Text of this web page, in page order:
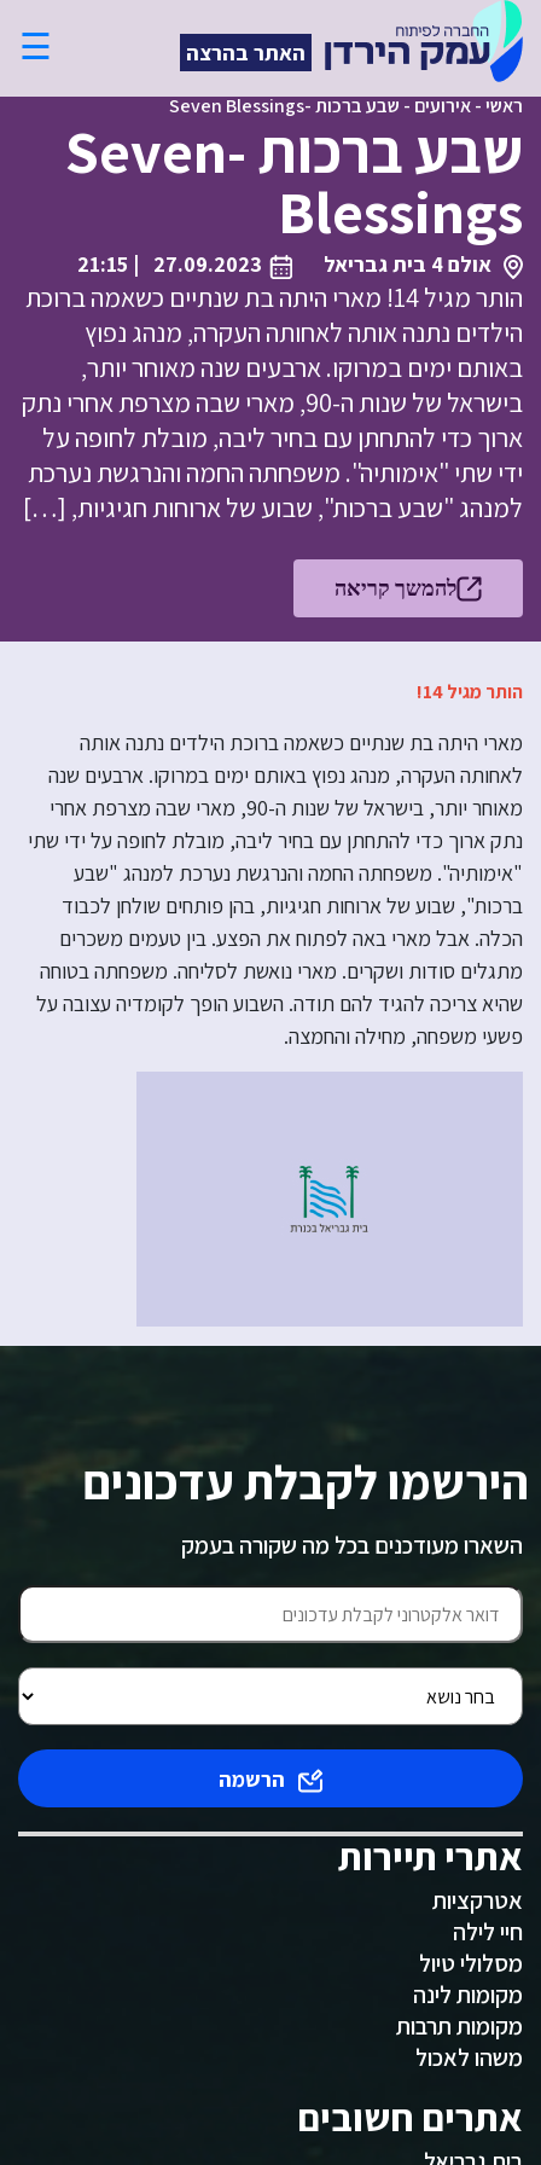
האתר בהרצה ☰
ראשי-אירועים - שבע ברכות -Seven Blessings
שבע ברכות -Seven
Blessings
אולם 4 בית גבריאל 27.09.2023
| 21:15
הותר מגיל 14! מארי היתה בת שנתיים כשאמה ברוכת
הילדים נתנה אותה לאחותה העקרה, מנהג נפוץ
באותם ימים במרוקו. ארבעים שנה מאוחר יותר,
בישראל של שנות ה-90, מארי שבה מצרפת אחרי נתק
ארוך כדי להתחתן עם בחיר ליבה, מובלת לחופה על
ידי שתי "אימותיה". משפחתה החמה והנרגשת נערכת
למנהג "שבע ברכות", שבוע של ארוחות חגיגיות, […]
להמשך קריאה
הותר מגיל 14!
מארי היתה בת שנתיים כשאמה ברוכת הילדים נתנה אותה
לאחותה העקרה, מנהג נפוץ באותם ימים במרוקו. ארבעים שנה
מאוחר יותר, בישראל של שנות ה-90, מארי שבה מצרפת אחרי
נתק ארוך כדי להתחתן עם בחיר ליבה, מובלת לחופה על ידי שתי
"אימותיה". משפחתה החמה והנרגשת נערכת למנהג "שבע
ברכות", שבוע של ארוחות חגיגיות, בהן פותחים שולחן לכבוד
הכלה. אבל מארי באה לפתוח את הפצע. בין טעמים משכרים
מתגלים סודות ושקרים. מארי נואשת לסליחה. משפחתה בטוחה
שהיא צריכה להגיד להם תודה. השבוע הופך לקומדיה עצובה על
פשעי משפחה, מחילה והחמצה.
הירשמו לקבלת עדכונים
השארו מעודכנים בכל מה שקורה בעמק
הרשמה
אתרי תיירות
אטרקציות
חיי לילה
מסלולי טיול
מקומות לינה
מקומות תרבות
משהו לאכול
אתרים חשובים